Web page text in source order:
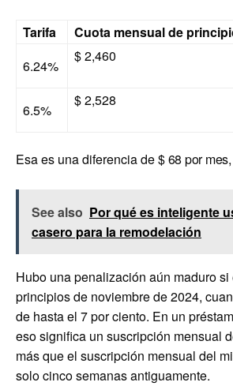
Tarifa
Cuota mensual de
6.24%
$ 2,460
6.5%
$ 2,528
Esa es una diferencia de$ 68 por
See also Por qué es inteligente
casero para la remodelación
Hubo una penalización aún maduro
principios de noviembre de 2024,
de hasta el 7 por ciento. En un
eso significa un suscripción mensual
más que el suscripción mensual del
solo cinco semanas antiguamente.